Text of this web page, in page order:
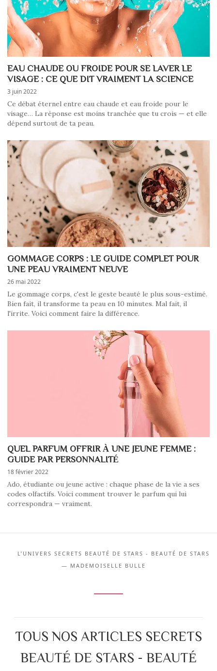
EAU CHAUDE OU FROIDE POUR SE LAVER LE
VISAGE : CE QUE DIT VRAIMENT LA SCIENCE
3 juin 2022
Ce débat éternel entre eau chaude et eau froide pour le
visage… La réponse est moins tranchée que tu crois — et elle
dépend surtout de ta peau.
GOMMAGE CORPS : LE GUIDE COMPLET POUR
UNE PEAU VRAIMENT NEUVE
26 mai 2022
Le gommage corps, c'est le geste beauté le plus sous-estimé.
Bien fait, il transforme ta peau en 10 minutes. Mal fait, il
l'irrite. Voici comment faire la différence.
QUEL PARFUM OFFRIR À UNE JEUNE FEMME :
GUIDE PAR PERSONNALITÉ
18 février 2022
Ado, étudiante ou jeune active : chaque phase de la vie a ses
codes olfactifs. Voici comment trouver le parfum qui lui
correspondra — vraiment.
L’UNIVERS SECRETS BEAUTÉ DE STARS - BEAUTÉ DE STARS
— MADEMOISELLE BULLE
TOUS NOS ARTICLES SECRETS
BEAUTÉ DE STARS - BEAUTÉ